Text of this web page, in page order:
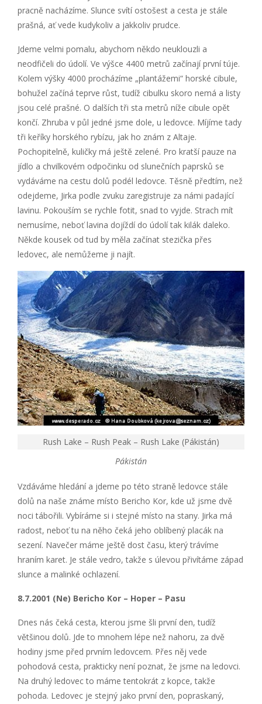
pracně nacházíme. Slunce svítí ostošest a cesta je stále
prašná, ať vede kudykoliv a jakkoliv prudce.
Jdeme velmi pomalu, abychom někdo neuklouzli a
neodfičeli do údolí. Ve výšce 4400 metrů začínají první túje.
Kolem výšky 4000 procházíme „plantážemi“ horské cibule,
bohužel začíná teprve růst, tudíž cibulku skoro nemá a listy
jsou celé prašné. O dalších tři sta metrů níže cibule opět
končí. Zhruba v půl jedné jsme dole, u ledovce. Míjíme tady
tři keříky horského rybízu, jak ho znám z Altaje.
Pochopitelně, kuličky má ještě zelené. Pro kratší pauze na
jídlo a chvilkovém odpočinku od slunečních paprsků se
vydáváme na cestu dolů podél ledovce. Těsně předtím, než
odejdeme, Jirka podle zvuku zaregistruje za námi padající
lavinu. Pokouším se rychle fotit, snad to vyjde. Strach mít
nemusíme, neboť lavina dojíždí do údolí tak kilák daleko.
Někde kousek od tud by měla začínat stezička přes
ledovec, ale nemůžeme ji najít.
Rush Lake – Rush Peak – Rush Lake (Pákistán)
Pákistán
Vzdáváme hledání a jdeme po této straně ledovce stále
dolů na naše známe místo Bericho Kor, kde už jsme dvě
noci tábořili. Vybíráme si i stejné místo na stany. Jirka má
radost, neboť tu na něho čeká jeho oblíbený placák na
sezení. Navečer máme ještě dost času, který trávíme
hraním karet. Je stále vedro, takže s úlevou přivítáme západ
slunce a malinké ochlazení.
8.7.2001 (Ne) Bericho Kor – Hoper – Pasu
Dnes nás čeká cesta, kterou jsme šli první den, tudíž
většinou dolů. Jde to mnohem lépe než nahoru, za dvě
hodiny jsme před prvním ledovcem. Přes něj vede
pohodová cesta, prakticky není poznat, že jsme na ledovci.
Na druhý ledovec to máme tentokrát z kopce, takže
pohoda. Ledovec je stejný jako první den, popraskaný,